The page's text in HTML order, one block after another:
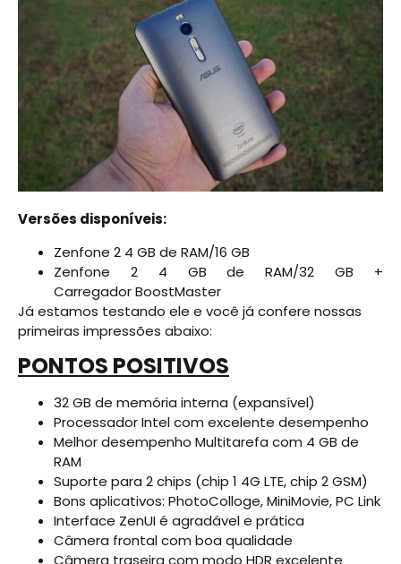
Versões disponíveis:
Zenfone 2 4 GB de RAM/16 GB
Zenfone 2 4 GB de RAM/32 GB +
Carregador BoostMaster
Já estamos testando ele e você já confere nossas
primeiras impressões abaixo:
PONTOS POSITIVOS
32 GB de memória interna (expansível)
Processador Intel com excelente desempenho
Melhor desempenho Multitarefa com 4 GB de
RAM
Suporte para 2 chips (chip 1 4G LTE, chip 2 GSM)
Bons aplicativos: PhotoColloge, MiniMovie, PC Link
Interface ZenUI é agradável e prática
Câmera frontal com boa qualidade
Câmera traseira com modo HDR excelente